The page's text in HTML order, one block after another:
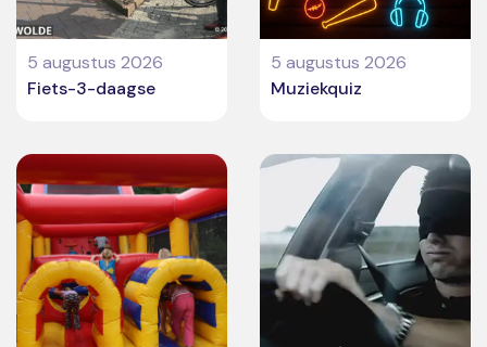
5 augustus 2026
Fiets-3-daagse
5 augustus 2026
Muziekquiz